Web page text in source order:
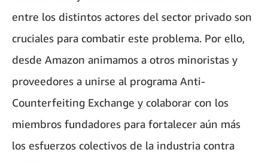
entre los distintos actores del sector privado son
cruciales para combatir este problema. Por ello,
desde Amazon animamos a otros minoristas y
proveedores a unirse al programa Anti-
Counterfeiting Exchange y colaborar con los
miembros fundadores para fortalecer aún más
los esfuerzos colectivos de la industria contra